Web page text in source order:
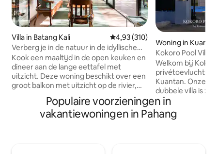
Villa in Batang Kali Gemiddelde beoordeling van
4,93 (310)
Verberg je in de natuur in de idyllische
villa Ijo
Kook een maaltijd in de open keuken en
dineer aan de lange eettafel met
uitzicht. Deze woning beschikt over een
groot balkon met uitzicht op de rivier,
toegang tot boswandelpaden en rivier,
een binnenplaats met verzonken tuinen
en een open plan dat een comfortabele
Woning in
Kokoro Pool Villa
privézwembad
Welkom bij
Kuantan. Onze
dubbele villa is
voor comfort,
betekenisvolle
perfect voor
Populaire voorzieningen in
vakantiewoningen in Pahang